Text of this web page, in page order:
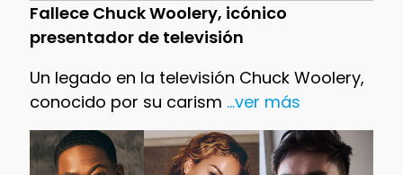
Fallece Chuck Woolery, icónico
presentador de televisión
Un legado en la televisión Chuck Woolery,
conocido por su carism ...ver más